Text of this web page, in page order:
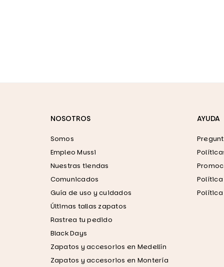
NOSOTROS
Somos
Empleo Mussi
Nuestras tiendas
Comunicados
Guía de uso y cuidados
Últimas tallas zapatos
Rastrea tu pedido
Black Days
Zapatos y accesorios en Medellín
Zapatos y accesorios en Montería
AYUDA